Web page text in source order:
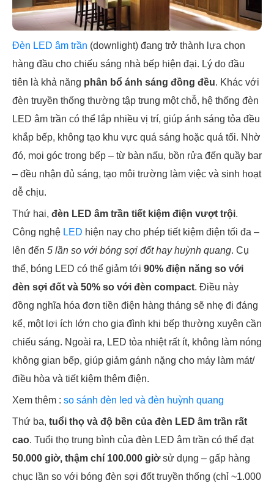
Đèn LED âm trần (downlight) đang trở thành lựa chọn
hàng đầu cho chiếu sáng nhà bếp hiện đại. Lý do đầu
tiên là khả năng phân bổ ánh sáng đồng đều. Khác với
đèn truyền thống thường tập trung một chỗ, hệ thống đèn
LED âm trần có thể lắp nhiều vị trí, giúp ánh sáng tỏa đều
khắp bếp, không tạo khu vực quá sáng hoặc quá tối. Nhờ
đó, mọi góc trong bếp – từ bàn nấu, bồn rửa đến quầy bar
– đều nhận đủ sáng, tạo môi trường làm việc và sinh hoạt
dễ chịu.
Thứ hai, đèn LED âm trần tiết kiệm điện vượt trội.
Công nghệ LED hiện nay cho phép tiết kiệm điện tối đa –
lên đến 5 lần so với bóng sợi đốt hay huỳnh quang. Cụ
thể, bóng LED có thể giảm tới 90% điện năng so với
đèn sợi đốt và 50% so với đèn compact. Điều này
đồng nghĩa hóa đơn tiền điện hàng tháng sẽ nhẹ đi đáng
kể, một lợi ích lớn cho gia đình khi bếp thường xuyên cần
chiếu sáng. Ngoài ra, LED tỏa nhiệt rất ít, không làm nóng
không gian bếp, giúp giảm gánh nặng cho máy làm mát/
điều hòa và tiết kiệm thêm điện.
Xem thêm : so sánh đèn led và đèn huỳnh quang
Thứ ba, tuổi thọ và độ bền của đèn LED âm trần rất
cao. Tuổi thọ trung bình của đèn LED âm trần có thể đạt
50.000 giờ, thậm chí 100.000 giờsử dụng – gấp hàng
chục lần so với bóng đèn sợi đốt truyền thống (chỉ ~1.000